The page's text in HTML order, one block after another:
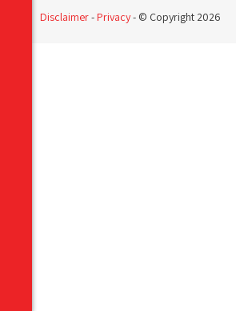
Disclaimer-Privacy- © Copyright 2026